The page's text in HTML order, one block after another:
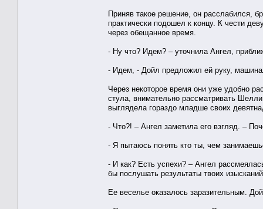
Приняв такое решение, он расслабился,
практически подошел к концу. К чести
через обещанное время.
- Ну что? Идем? – уточнила Ангел,
- Идем, - Дойл предложил ей руку,
Через некоторое время они уже удобно
стула, внимательно рассматривать
выглядела гораздо младше своих
- Что?! – Ангел заметила его взгляд. –
- Я пытаюсь понять кто ты, чем
- И как? Есть успехи? – Ангел
бы послушать результаты твоих
Ее веселье оказалось заразительным.